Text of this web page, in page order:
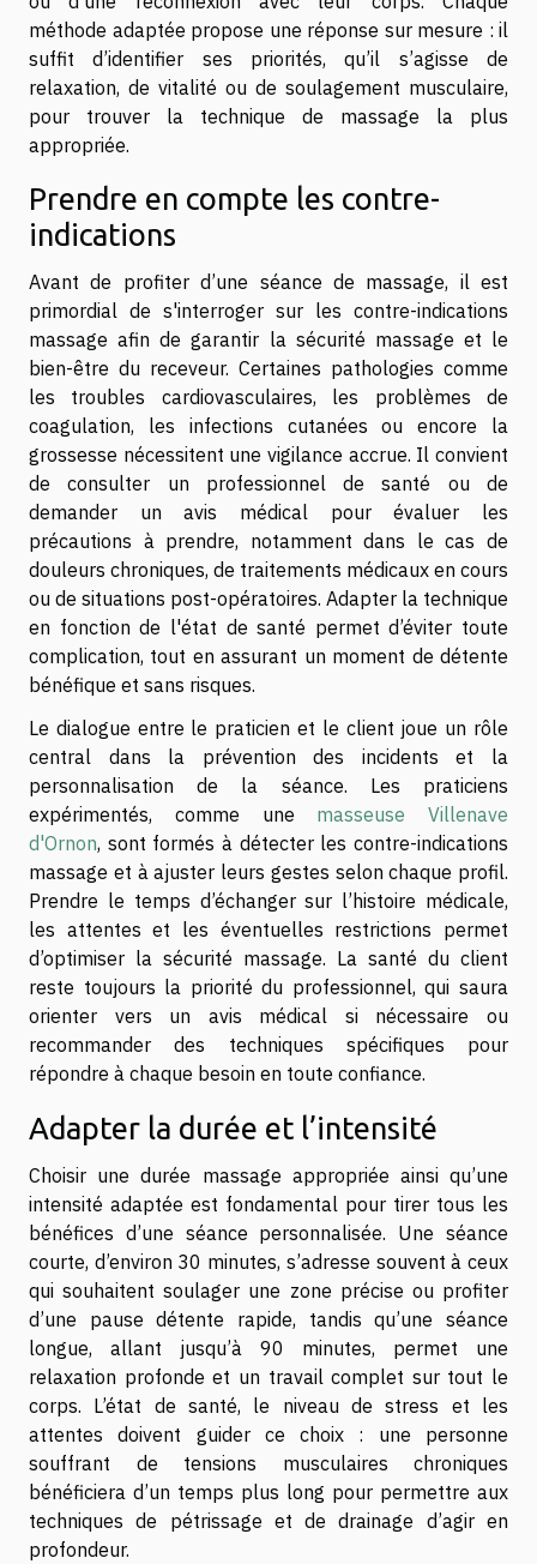
méthode adaptée propose une réponse sur mesure : il
suffit d’identifier ses priorités, qu’il s’agisse de
relaxation, de vitalité ou de soulagement musculaire,
pour trouver la technique de massage la plus
appropriée.
Prendre en compte les contre-
indications
Avant de profiter d’une séance de massage, il est
primordial de s'interroger sur les contre-indications
massage afin de garantir la sécurité massage et le
bien-être du receveur. Certaines pathologies comme
les troubles cardiovasculaires, les problèmes de
coagulation, les infections cutanées ou encore la
grossesse nécessitent une vigilance accrue. Il convient
de consulter un professionnel de santé ou de
demander un avis médical pour évaluer les
précautions à prendre, notamment dans le cas de
douleurs chroniques, de traitements médicaux en cours
ou de situations post-opératoires. Adapter la technique
en fonction de l'état de santé permet d’éviter toute
complication, tout en assurant un moment de détente
bénéfique et sans risques.
Le dialogue entre le praticien et le client joue un rôle
central dans la prévention des incidents et la
personnalisation de la séance. Les praticiens
expérimentés, comme une masseuse Villenave
d'Ornon, sont formés à détecter les contre-indications
massage et à ajuster leurs gestes selon chaque profil.
Prendre le temps d’échanger sur l’histoire médicale,
les attentes et les éventuelles restrictions permet
d’optimiser la sécurité massage. La santé du client
reste toujours la priorité du professionnel, qui saura
orienter vers un avis médical si nécessaire ou
recommander des techniques spécifiques pour
répondre à chaque besoin en toute confiance.
Adapter la durée et l’intensité
Choisir une durée massage appropriée ainsi qu’une
intensité adaptée est fondamental pour tirer tous les
bénéfices d’une séance personnalisée. Une séance
courte, d’environ 30 minutes, s’adresse souvent à ceux
qui souhaitent soulager une zone précise ou profiter
d’une pause détente rapide, tandis qu’une séance
longue, allant jusqu’à 90 minutes, permet une
relaxation profonde et un travail complet sur tout le
corps. L’état de santé, le niveau de stress et les
attentes doivent guider ce choix : une personne
souffrant de tensions musculaires chroniques
bénéficiera d’un temps plus long pour permettre aux
techniques de pétrissage et de drainage d’agir en
profondeur.